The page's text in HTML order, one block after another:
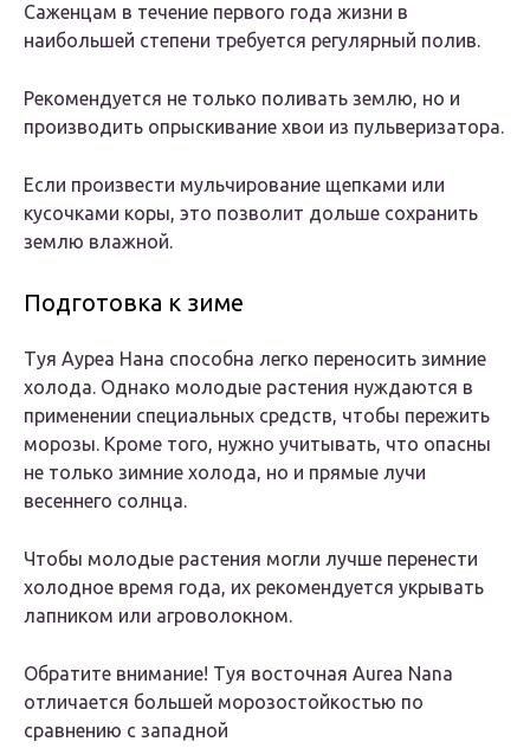
Саженцам в течение первого года жизни в
наибольшей степени требуется регулярный полив.
Рекомендуется не только поливать землю, но и
производить опрыскивание хвои из пульверизатора.
Если произвести мульчирование щепками или
кусочками коры, это позволит дольше сохранить
землю влажной.
Подготовка к зиме
Туя Ауреа Нана способна легко переносить зимние
холода. Однако молодые растения нуждаются в
применении специальных средств, чтобы пережить
морозы. Кроме того, нужно учитывать, что опасны
не только зимние холода, но и прямые лучи
весеннего солнца.
Чтобы молодые растения могли лучше перенести
холодное время года, их рекомендуется укрывать
лапником или агроволокном.
Обратите внимание! Туя восточная Aurea Nana
отличается большей морозостойкостью по
сравнению с западной